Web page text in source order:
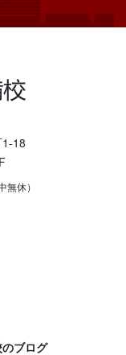
18
休）
ブログ